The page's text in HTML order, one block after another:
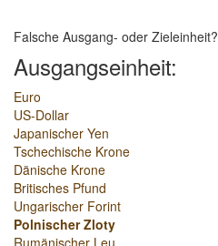
Falsche Ausgang- oder Zieleinheit?
Ausgangseinheit:
Euro
US-Dollar
Japanischer Yen
Tschechische Krone
Dänische Krone
Britisches Pfund
Ungarischer Forint
Polnischer Zloty
Rumänischer Leu